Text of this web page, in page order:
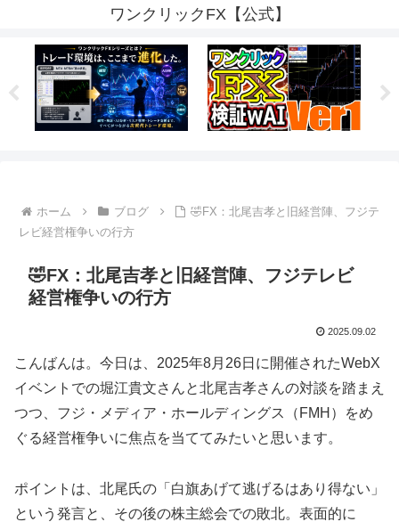
ワンクリックFX【公式】
ホーム ブログ
🤣FX：北尾吉孝と旧経営陣、フジテ
レビ経営権争いの行方
🤣FX：北尾吉孝と旧経営陣、フジテレビ
経営権争いの行方
2025.09.02
こんばんは。今日は、2025年8月26日に開催されたWebX
イベントでの堀江貴文さんと北尾吉孝さんの対談を踏まえ
つつ、フジ・メディア・ホールディングス（FMH）をめ
ぐる経営権争いに焦点を当ててみたいと思います。
ポイントは、北尾氏の「白旗あげて逃げるはあり得ない」
という発言と、その後の株主総会での敗北。表面的に